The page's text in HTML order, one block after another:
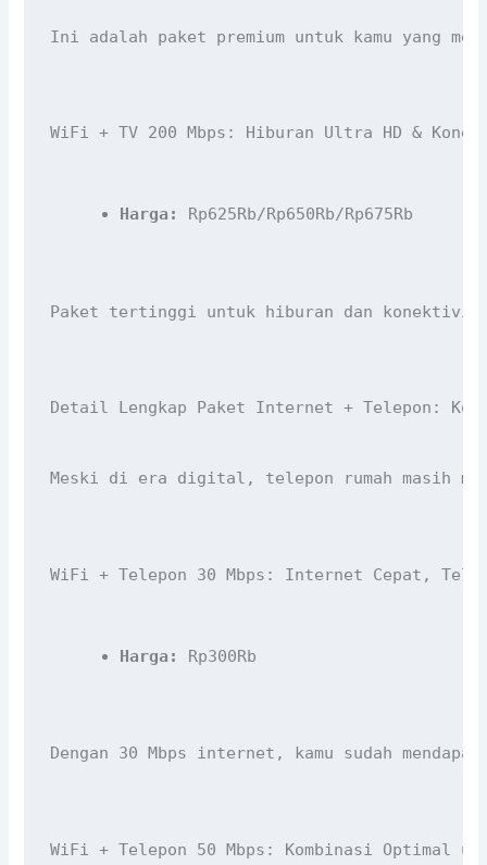
Ini adalah paket premium untuk kamu yang
WiFi + TV 200 Mbps: Hiburan Ultra HD &
Harga: Rp625Rb/Rp650Rb/Rp675Rb
Paket tertinggi untuk hiburan dan
Detail Lengkap Paket Internet + Telepon:
Meski di era digital, telepon rumah masih
WiFi + Telepon 30 Mbps: Internet Cepat,
Harga: Rp300Rb
Dengan 30 Mbps internet, kamu sudah
WiFi + Telepon 50 Mbps: Kombinasi Optimal